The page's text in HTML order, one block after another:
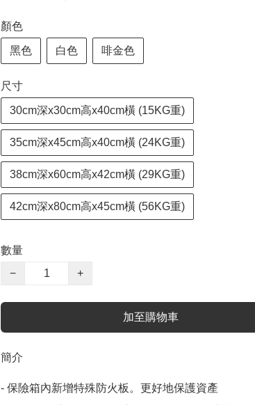
顏色
黑色 白色 啡金色
尺寸
30cm深x30cm高x40cm橫 (15KG重)
35cm深x45cm高x40cm橫 (24KG重)
38cm深x60cm高x42cm橫 (29KG重)
42cm深x80cm高x45cm橫 (56KG重)
數量
−
+
加至購物車
簡介
- 保險箱內新增特殊防火板。更好地保護資產